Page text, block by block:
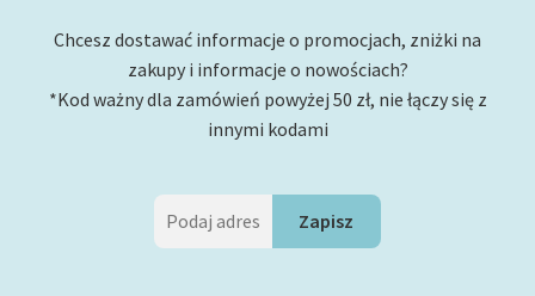
Chcesz dostawać informacje o promocjach, zniżki na
zakupy i informacje o nowościach?
*Kod ważny dla zamówień powyżej 50 zł, nie łączy się z
innymi kodami